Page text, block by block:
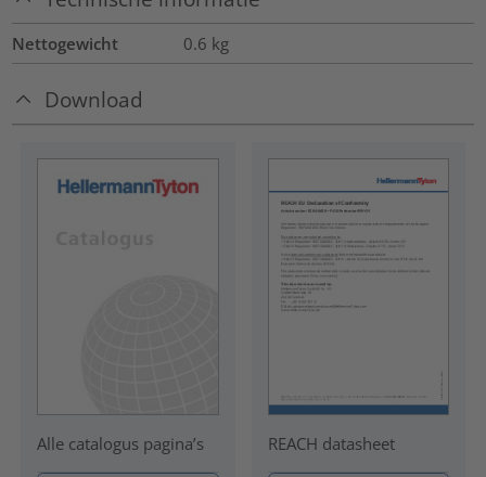
Nettogewicht 0.6 kg
Download
Alle catalogus pagina’s REACH datasheet